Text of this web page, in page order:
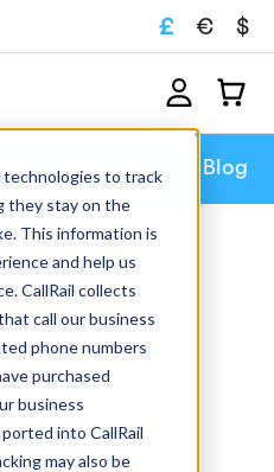
to track
they stay on the
This information is
and help us
CallRail collects
call our business
phone numbers
purchased
business
into CallRail
may also be
£ € $
Accueil Blog
mises à jour
y compris des
récents, des
techniques,
venir et d'autres
de l'équipe.